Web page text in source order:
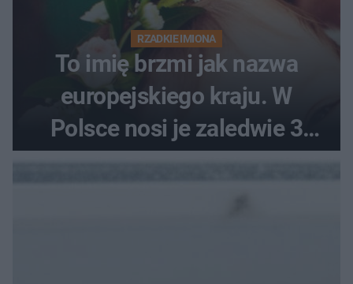
RZADKIE IMIONA
To imię brzmi jak nazwa
europejskiego kraju. W
Polsce nosi je zaledwie 3
kobiety